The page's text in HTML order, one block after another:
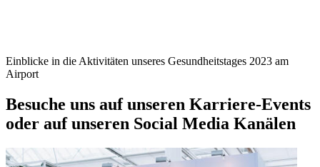
Einblicke in die Aktivitäten unseres Gesundheitstages 2023 am
Airport
Besuche uns auf unseren Karriere-Events
oder auf unseren Social Media Kanälen